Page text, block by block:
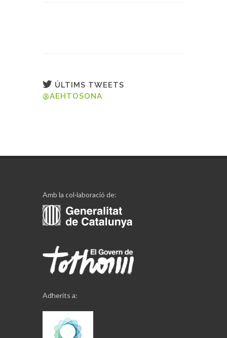
ÚLTIMS TWEETS
@AEHTOSONA
Amb la col·laboració de:
Adherits a: